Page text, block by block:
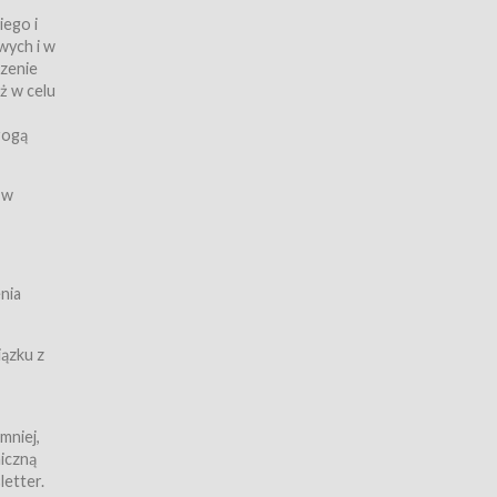
z
i
i w
w celu
z